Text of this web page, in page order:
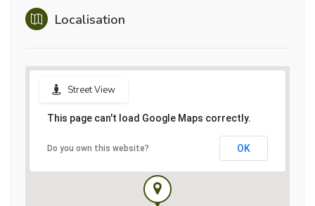
Localisation
This page can't load Google Maps correctly.
Do you own this website? OK
Street View